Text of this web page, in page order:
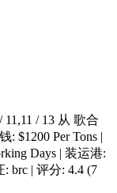
11,11 / 13 从 歌合
: $1200 Per Tons |
Days | 装运港:
: brc | 评分: 4.4 (7